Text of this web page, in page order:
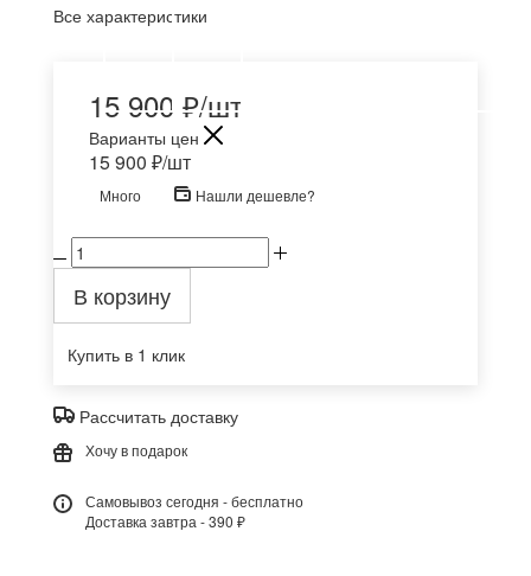
Все характеристики
15 900 ₽/шт
Варианты цен
15 900 ₽/шт
Много Нашли дешевле?
В корзину
Купить в 1 клик
Рассчитать доставку
Хочу в подарок
Самовывоз сегодня - бесплатно
Доставка завтра - 390 ₽